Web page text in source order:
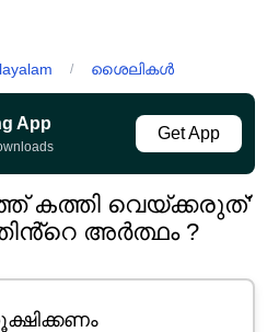
/ ശൈലികൾ
App
Get App
കത്തി വെയ്ക്കരുത്'
അർത്ഥം ?